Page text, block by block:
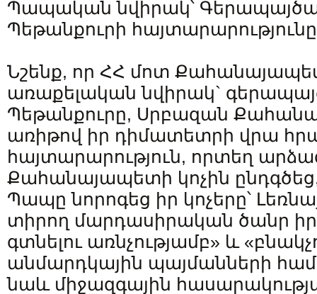
Պապական նվիրակ՝
Պեթանքուրի հայտարարությունը
Նշենք, որ ՀՀ մոտ
առաքելական նվիրակ`
Պեթանքուրը, Սրբազան
առիթով իր դիմատետրի վրա
հայտարարություն, որտեղ
Քահանայապետի կոչին
Պապը նորոգեց իր կոչերը՝
տիրող մարդասիրական ծանր
գտնելու առնչությամբ» և
անմարդկային պայմանների
նաև միջազգային